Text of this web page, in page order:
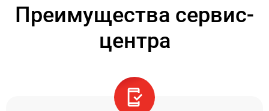
Преимущества сервис-
центра